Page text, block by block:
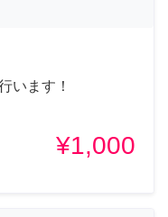
います！
¥1,000